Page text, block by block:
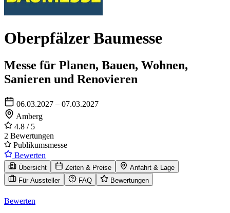
Oberpfälzer Baumesse
Messe für Planen, Bauen, Wohnen,
Sanieren und Renovieren
06.03.2027 – 07.03.2027
Amberg
4.8 / 5
2 Bewertungen
Publikumsmesse
Bewerten
Übersicht Zeiten & Preise
Anfahrt & Lage
Für Aussteller
FAQ Bewertungen
Bewerten